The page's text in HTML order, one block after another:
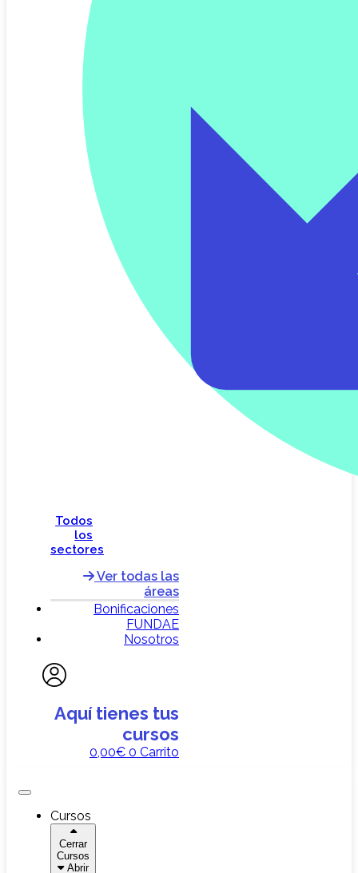
Todos
los
sectores
Ver todas las
áreas
Bonificaciones
FUNDAE
Nosotros
0,00€ 0 Carrito
Cursos
Cerrar
Cursos
Abrir